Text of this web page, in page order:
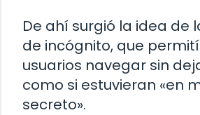
De ahí surgió la idea de
de incógnito, que
usuarios navegar sin
como si estuvieran «en
secreto».